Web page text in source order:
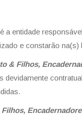
é a entidade
e constarão na(s)
& Filhos,
devidamente